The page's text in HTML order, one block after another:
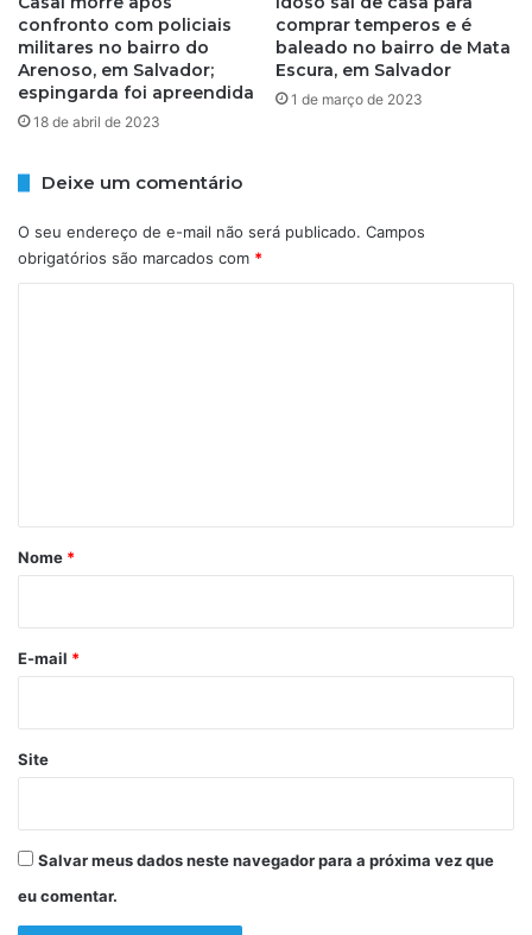
r
ã
o
d
e
s
s
o
x
d
n
s
m
i
l
i
a
e
A
r
e
o
s
o
e
m
S
v
d
o
confronto com policiais
militares no bairro do
Arenoso, em Salvador;
espingarda foi apreendida
18 de abril de 2023
comprar temperos e é
baleado no bairro de Mata
Escura, em Salvador
1 de março de 2023
Deixe um comentário
O seu endereço de e-mail não será publicado. Campos
obrigatórios são marcados com *
r
*
Nome *
E-mail *
Site
Salvar meus dados neste navegador para a próxima vez que
eu comentar.